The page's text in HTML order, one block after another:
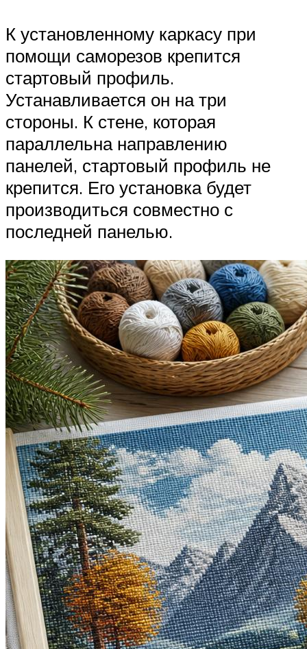
К установленному каркасу при
помощи саморезов крепится
стартовый профиль.
Устанавливается он на три
стороны. К стене, которая
параллельна направлению
панелей, стартовый профиль не
крепится. Его установка будет
производиться совместно с
последней панелью.